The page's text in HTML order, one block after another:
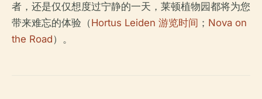
者，还是仅仅想度过宁静的一天，莱顿植物园都将为您
带来难忘的体验（Hortus Leiden 游览时间 ； Nova on
the Road）。